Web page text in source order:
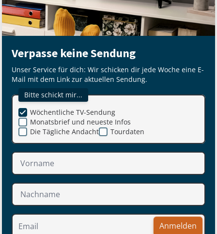
Verpasse keine Sendung
Unser Service für dich: Wir schicken dir jede Woche eine E-
Mail mit dem Link zur aktuellen Sendung.
Bitte schickt mir...
Monatsbrief und neueste Infos
Die Tägliche Andacht
Wöchentliche TV-Sendung
Tourdaten
Anmelden